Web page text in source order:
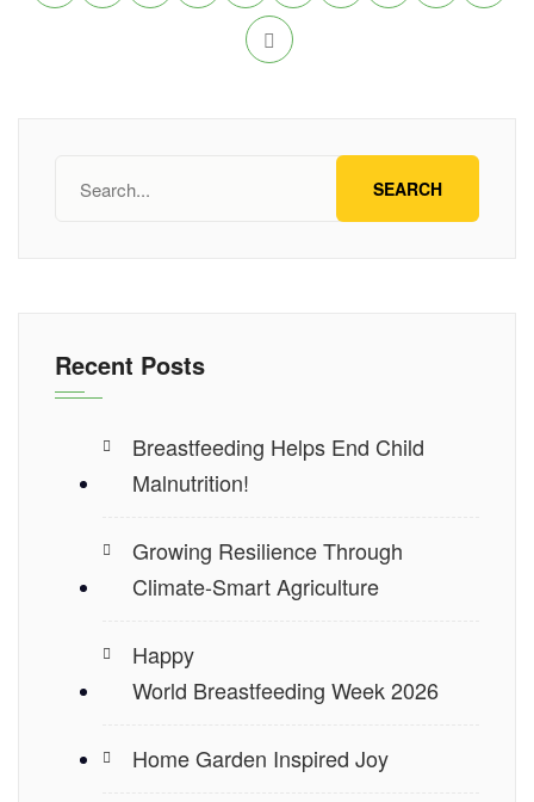
SEARCH
Recent Posts
Breastfeeding Helps End Child
Malnutrition!
Growing Resilience Through
Climate-Smart Agriculture
Happy
World Breastfeeding Week 2026
Home Garden Inspired Joy